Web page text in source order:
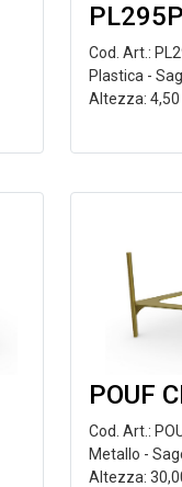
Cod. Art.:
Plastica -
Altezza: 4,50
POUF
Cod. Art.:
Metallo -
Altezza: